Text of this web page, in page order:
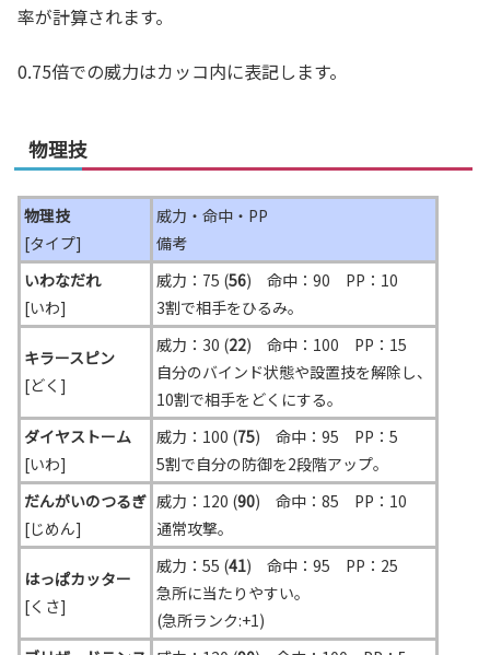
率が計算されます。
0.75倍での威力はカッコ内に表記します。
物理技
物理技
[タイプ]
威力・命中・PP
備考
いわなだれ
[いわ]
威力：75 (56) 命中：90 PP：10
3割で相手をひるみ。
キラースピン
[どく]
威力：30 (22) 命中：100 PP：15
自分のバインド状態や設置技を解除し、
10割で相手をどくにする。
ダイヤストーム
[いわ]
威力：100 (75) 命中：95 PP：5
5割で自分の防御を2段階アップ。
だんがいのつるぎ
[じめん]
威力：120 (90) 命中：85 PP：10
通常攻撃。
はっぱカッター
[くさ]
威力：55 (41) 命中：95 PP：25
急所に当たりやすい。
(急所ランク:+1)